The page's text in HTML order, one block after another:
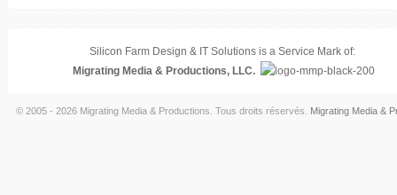
Silicon Farm Design & IT Solutions is a Service Mark of:
Migrating Media & Productions, LLC.
© 2005 - 2026 Migrating Media & Productions. Tous droits réservés. Migrating Media &